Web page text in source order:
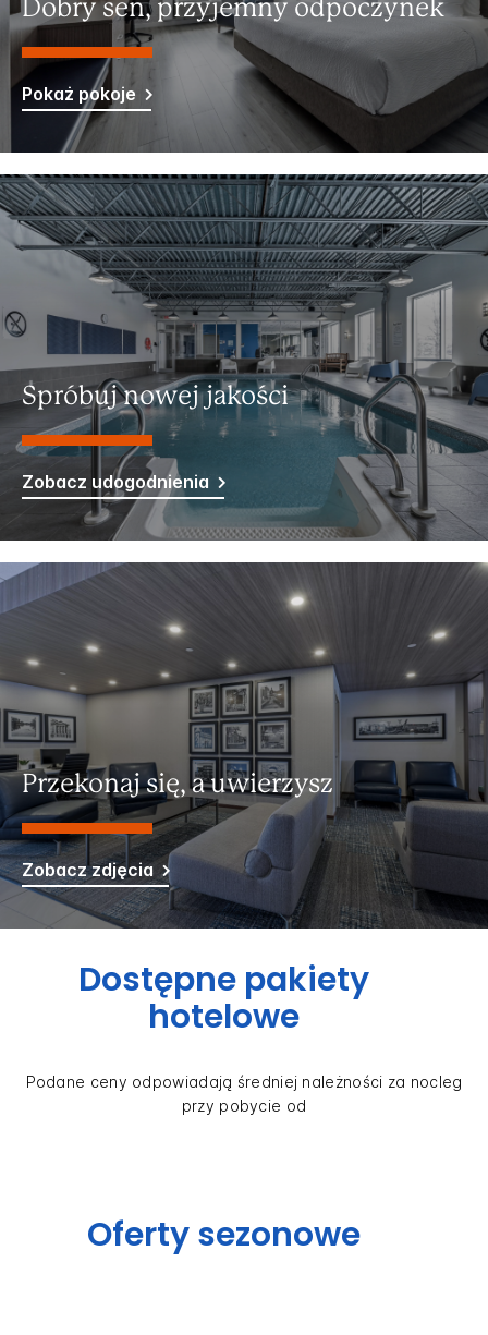
Dobry sen, przyjemny odpoczynek
Pokaż pokoje
Spróbuj nowej jakości
Zobacz udogodnienia
Przekonaj się, a uwierzysz
Zobacz zdjęcia
Dostępne pakiety
hotelowe
Podane ceny odpowiadają średniej należności za nocleg
przy pobycie od
Oferty sezonowe